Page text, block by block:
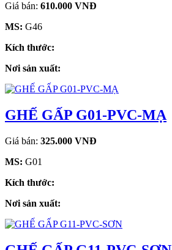
Giá bán: 610.000 VNĐ
MS: G46
Kích thước:
Nơi sản xuất:
GHẾ GẤP G01-PVC-MẠ
Giá bán: 325.000 VNĐ
MS: G01
Kích thước:
Nơi sản xuất: